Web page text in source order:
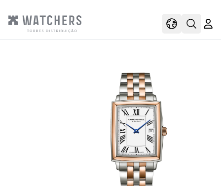
viewOpen